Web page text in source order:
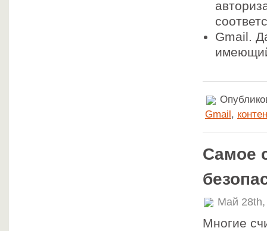
Gmail.
Gmail,
Самое
Май
Многие